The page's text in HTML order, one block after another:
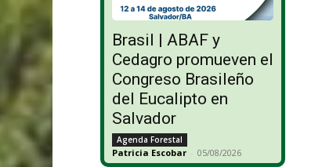
Brasil | ABAF y
Cedagro promueven el
Congreso Brasileño
del Eucalipto en
Salvador
Agenda Forestal
Patricia Escobar - 05/08/2026